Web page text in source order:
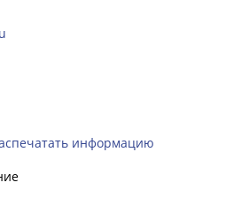
информацию